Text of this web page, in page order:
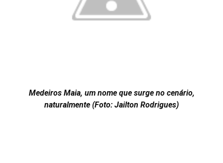
Medeiros Maia, um nome que surge no cenário,
naturalmente (Foto: Jailton Rodrigues)